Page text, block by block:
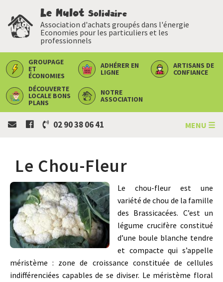
Le Mulot Solidaire
Association d'achats groupés dans l'énergie
Economies pour les particuliers et les
professionnels
GROUPAGE
ET
ÉCONOMIES
ADHÉRER EN
LIGNE
ARTISANS DE
CONFIANCE
DÉCOUVERTE
LOCALE BONS
PLANS
NOTRE
ASSOCIATION
02 90 38 06 41 MENU ☰
Le Chou-Fleur
Le chou-fleur est une
variété de chou de la famille
des Brassicacées. C’est un
légume crucifère constitué
d’une boule blanche tendre
et compacte qui s’appelle
méristème : zone de croissance constituée de cellules
indifférenciées capables de se diviser. Le méristème floral